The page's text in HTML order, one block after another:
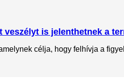
is jelenthetnek a
célja, hogy felhívja a